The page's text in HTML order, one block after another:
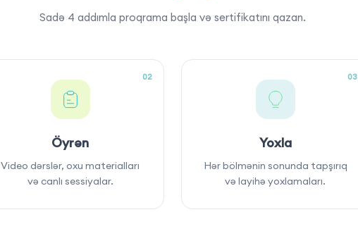
Sadə 4 addımla proqrama başla və sertifikatını qazan.
02
Öyrən
Video dərslər, oxu materialları
və canlı sessiyalar.
03
Yoxla
Hər bölmənin sonunda tapşırıq
və layihə yoxlamaları.